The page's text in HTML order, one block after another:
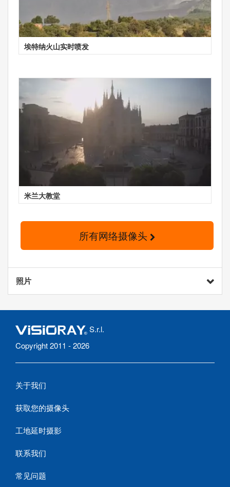
埃特纳火山实时喷发
米兰大教堂
所有网络摄像头
照片
S.r.l.
Copyright 2011 - 2026
关于我们
获取您的摄像头
工地延时摄影
联系我们
常见问题